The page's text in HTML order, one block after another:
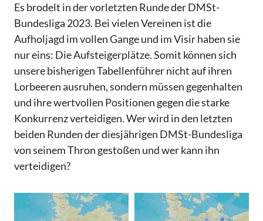
Es brodelt in der vorletzten Runde der DMSt-
Bundesliga 2023. Bei vielen Vereinen ist die
Aufholjagd im vollen Gange und im Visir haben sie
nur eins: Die Aufsteigerplätze. Somit können sich
unsere bisherigen Tabellenführer nicht auf ihren
Lorbeeren ausruhen, sondern müssen gegenhalten
und ihre wertvollen Positionen gegen die starke
Konkurrenz verteidigen. Wer wird in den letzten
beiden Runden der diesjährigen DMSt-Bundesliga
von seinem Thron gestoßen und wer kann ihn
verteidigen?